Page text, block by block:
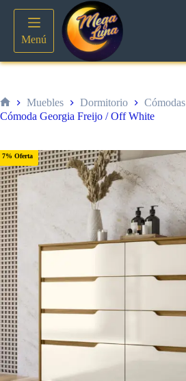
contenido
Menú
Inicio
Muebles Dormitorio
Cómodas
Cómoda Georgia Freijo / Off White
7% Oferta